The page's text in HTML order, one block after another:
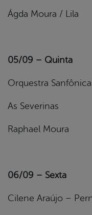
Ágda Moura / Lila
05/09 – Quinta
Orquestra
As Severinas
Raphael Moura
06/09 – Sexta
Cilene Araújo –